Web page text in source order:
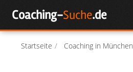
Coaching-Suche.de
Startseite Coaching in München
Coachsuche
Über Coaching